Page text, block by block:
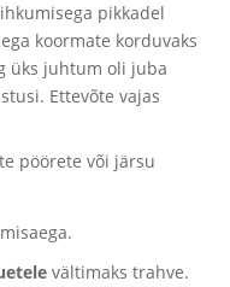
pikkadel
koormate korduvaks
üks juhtum oli juba
Ettevõte vajas
pöörete või järsu
vältimaks trahve.